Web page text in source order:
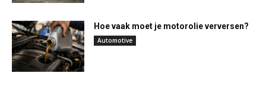
Hoe vaak moet je motorolie verversen?
Automotive